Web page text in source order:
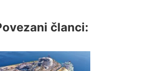
članci: